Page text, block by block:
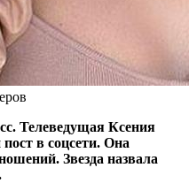
Телеведущая Ксения
в соцсети. Она
Звезда назвала